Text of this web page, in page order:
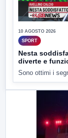
10 AGOSTO 2026
SPORT
Nesta
diverte e
Sono ottimi i